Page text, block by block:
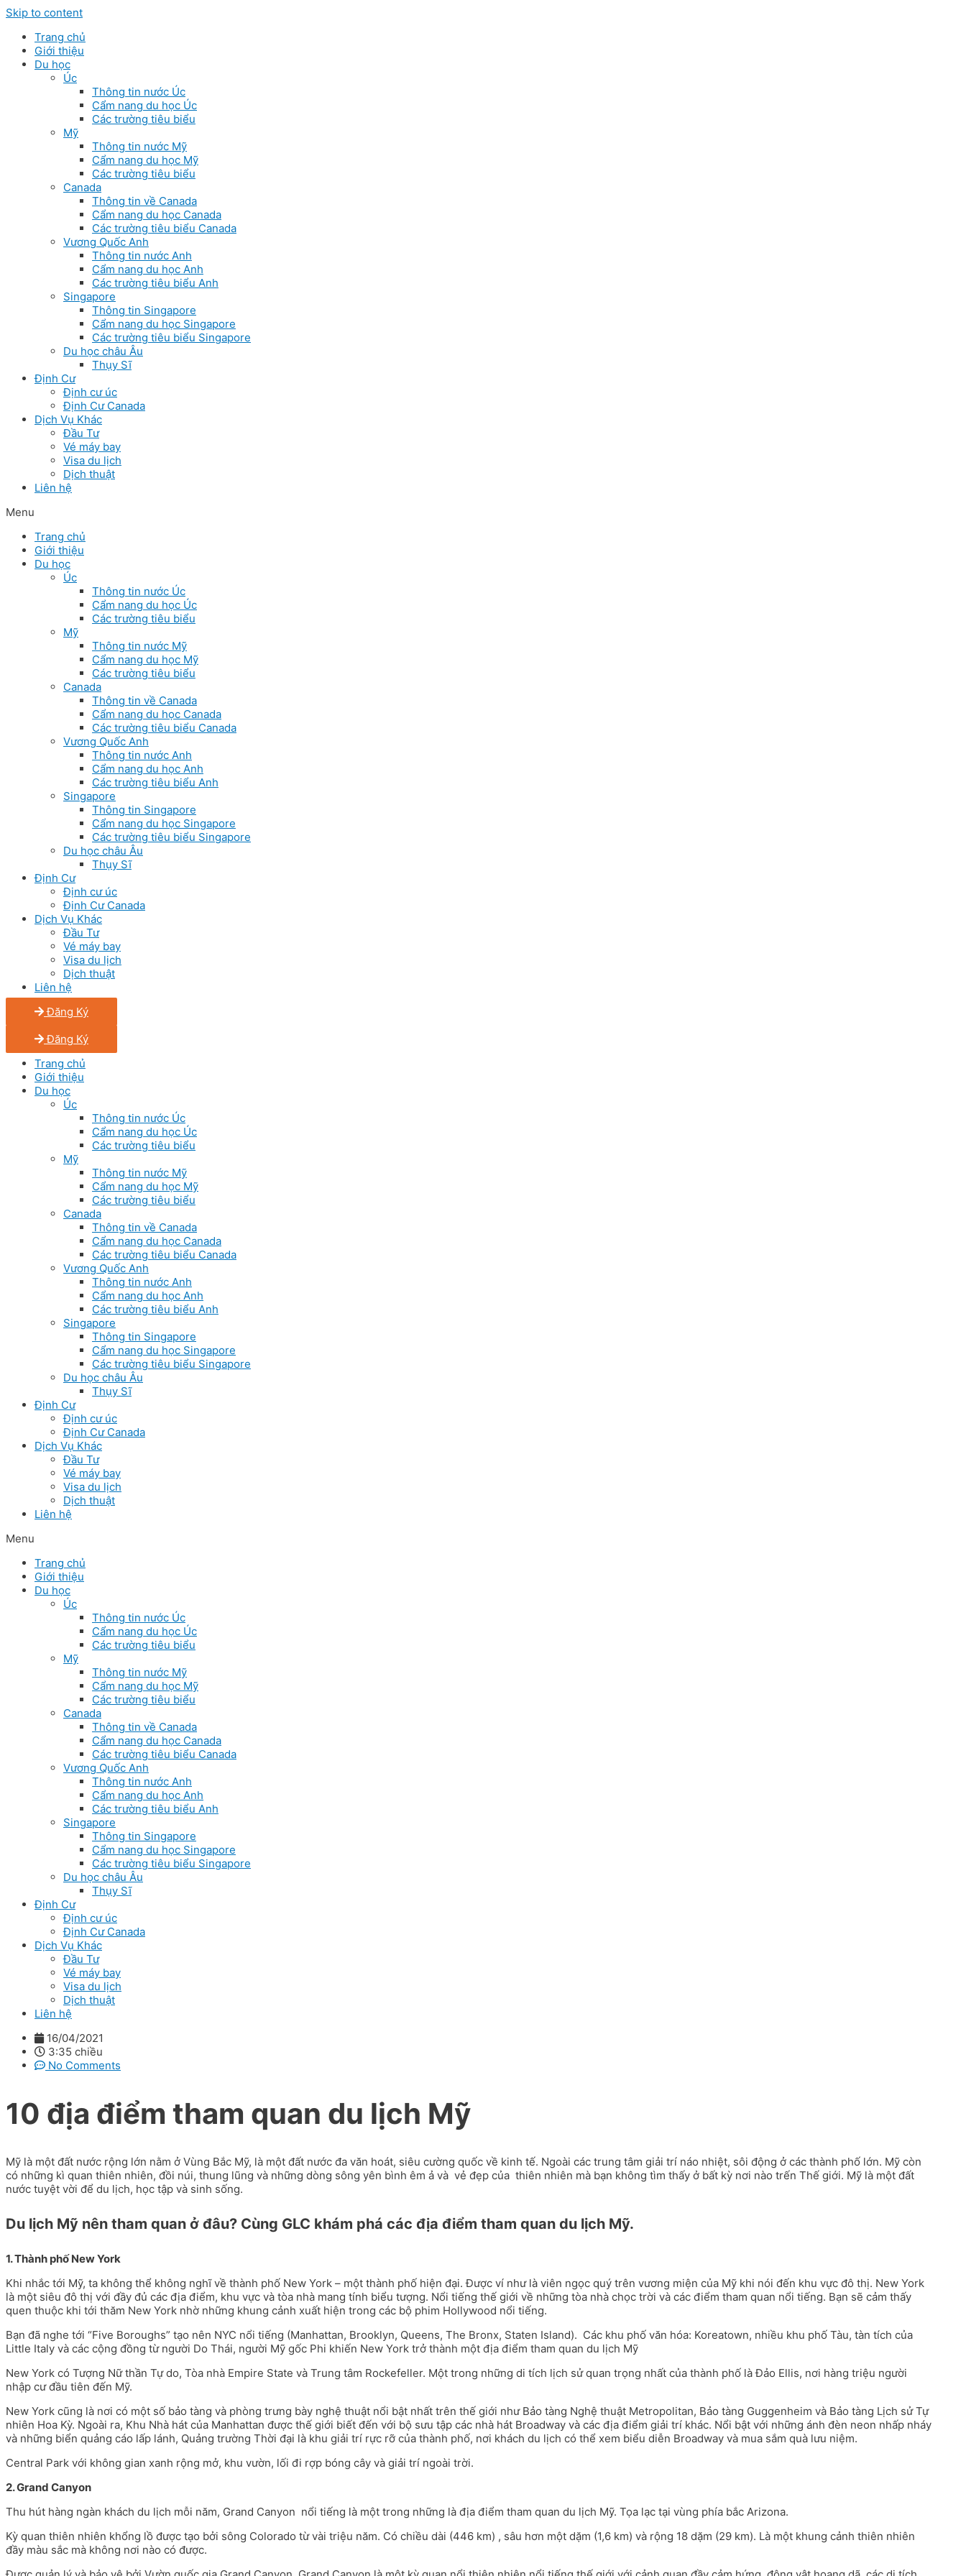
Skip to content
Trang chủ
Giới thiệu
Du học
Úc
Thông tin nước Úc
Cẩm nang du học Úc
Các trường tiêu biểu
Mỹ
Thông tin nước Mỹ
Cẩm nang du học Mỹ
Các trường tiêu biểu
Canada
Thông tin về Canada
Cẩm nang du học Canada
Các trường tiêu biểu Canada
Vương Quốc Anh
Thông tin nước Anh
Cẩm nang du học Anh
Các trường tiêu biểu Anh
Singapore
Thông tin Singapore
Cẩm nang du học Singapore
Các trường tiêu biểu Singapore
Du học châu Âu
Thụy Sĩ
Định Cư
Định cư úc
Định Cư Canada
Dịch Vụ Khác
Đầu Tư
Vé máy bay
Visa du lịch
Dịch thuật
Liên hệ
Menu
Trang chủ
Giới thiệu
Du học
Úc
Thông tin nước Úc
Cẩm nang du học Úc
Các trường tiêu biểu
Mỹ
Thông tin nước Mỹ
Cẩm nang du học Mỹ
Các trường tiêu biểu
Canada
Thông tin về Canada
Cẩm nang du học Canada
Các trường tiêu biểu Canada
Vương Quốc Anh
Thông tin nước Anh
Cẩm nang du học Anh
Các trường tiêu biểu Anh
Singapore
Thông tin Singapore
Cẩm nang du học Singapore
Các trường tiêu biểu Singapore
Du học châu Âu
Thụy Sĩ
Định Cư
Định cư úc
Định Cư Canada
Dịch Vụ Khác
Đầu Tư
Vé máy bay
Visa du lịch
Dịch thuật
Liên hệ
Đăng Ký
Đăng Ký
Trang chủ
Giới thiệu
Du học
Úc
Thông tin nước Úc
Cẩm nang du học Úc
Các trường tiêu biểu
Mỹ
Thông tin nước Mỹ
Cẩm nang du học Mỹ
Các trường tiêu biểu
Canada
Thông tin về Canada
Cẩm nang du học Canada
Các trường tiêu biểu Canada
Vương Quốc Anh
Thông tin nước Anh
Cẩm nang du học Anh
Các trường tiêu biểu Anh
Singapore
Thông tin Singapore
Cẩm nang du học Singapore
Các trường tiêu biểu Singapore
Du học châu Âu
Thụy Sĩ
Định Cư
Định cư úc
Định Cư Canada
Dịch Vụ Khác
Đầu Tư
Vé máy bay
Visa du lịch
Dịch thuật
Liên hệ
Menu
Trang chủ
Giới thiệu
Du học
Úc
Thông tin nước Úc
Cẩm nang du học Úc
Các trường tiêu biểu
Mỹ
Thông tin nước Mỹ
Cẩm nang du học Mỹ
Các trường tiêu biểu
Canada
Thông tin về Canada
Cẩm nang du học Canada
Các trường tiêu biểu Canada
Vương Quốc Anh
Thông tin nước Anh
Cẩm nang du học Anh
Các trường tiêu biểu Anh
Singapore
Thông tin Singapore
Cẩm nang du học Singapore
Các trường tiêu biểu Singapore
Du học châu Âu
Thụy Sĩ
Định Cư
Định cư úc
Định Cư Canada
Dịch Vụ Khác
Đầu Tư
Vé máy bay
Visa du lịch
Dịch thuật
Liên hệ
16/04/2021
3:35 chiều
No Comments
10 địa điểm tham quan du lịch Mỹ
Mỹ là một đất nước rộng lớn nằm ở Vùng Bắc Mỹ, là một đất nước đa văn hoát, siêu cường quốc về kinh tế. Ngoài các trung tâm giải trí náo nhiệt, sôi động ở các thành phố lớn. Mỹ còn
có những kì quan thiên nhiên, đồi núi, thung lũng và những dòng sông yên bình êm ả và vẻ đẹp của thiên nhiên mà bạn không tìm thấy ở bất kỳ nơi nào trến Thế giới. Mỹ là một đất
nước tuyệt vời để du lịch, học tập và sinh sống.
Du lịch Mỹ nên tham quan ở đâu? Cùng GLC khám phá các địa điểm tham quan du lịch Mỹ.
1. Thành phố New York
Khi nhắc tới Mỹ, ta không thể không nghĩ về thành phố New York – một thành phố hiện đại. Được ví như là viên ngọc quý trên vương miện của Mỹ khi nói đến khu vực đô thị. New York
là một siêu đô thị với đầy đủ các địa điểm, khu vực và tòa nhà mang tính biểu tượng. Nổi tiếng thế giới về những tòa nhà chọc trời và các điểm tham quan nổi tiếng. Bạn sẽ cảm thấy
quen thuộc khi tới thăm New York nhờ những khung cảnh xuất hiện trong các bộ phim Hollywood nổi tiếng.
Bạn đã nghe tới “Five Boroughs” tạo nên NYC nổi tiếng (Manhattan, Brooklyn, Queens, The Bronx, Staten Island). Các khu phố văn hóa: Koreatown, nhiều khu phố Tàu, tàn tích của
Little Italy và các cộng đồng từ người Do Thái, người Mỹ gốc Phi khiến New York trở thành một địa điểm tham quan du lịch Mỹ
New York có Tượng Nữ thần Tự do, Tòa nhà Empire State và Trung tâm Rockefeller. Một trong những di tích lịch sử quan trọng nhất của thành phố là Đảo Ellis, nơi hàng triệu người
nhập cư đầu tiên đến Mỹ.
New York cũng là nơi có một số bảo tàng và phòng trưng bày nghệ thuật nổi bật nhất trên thế giới như Bảo tàng Nghệ thuật Metropolitan, Bảo tàng Guggenheim và Bảo tàng Lịch sử Tự
nhiên Hoa Kỳ. Ngoài ra, Khu Nhà hát của Manhattan được thế giới biết đến với bộ sưu tập các nhà hát Broadway và các địa điểm giải trí khác. Nổi bật với những ánh đèn neon nhấp nháy
và những biển quảng cáo lấp lánh, Quảng trường Thời đại là khu giải trí rực rỡ của thành phố, nơi khách du lịch có thể xem biểu diễn Broadway và mua sắm quà lưu niệm.
Central Park với không gian xanh rộng mở, khu vườn, lối đi rợp bóng cây và giải trí ngoài trời.
2. Grand Canyon
Thu hút hàng ngàn khách du lịch mỗi năm, Grand Canyon nổi tiếng là một trong những là địa điểm tham quan du lịch Mỹ. Tọa lạc tại vùng phía bắc Arizona.
Kỳ quan thiên nhiên khổng lồ được tạo bởi sông Colorado từ vài triệu năm. Có chiều dài (446 km) , sâu hơn một dặm (1,6 km) và rộng 18 dặm (29 km). Là một khung cảnh thiên nhiên
đầy màu sắc mà không nơi nào có được.